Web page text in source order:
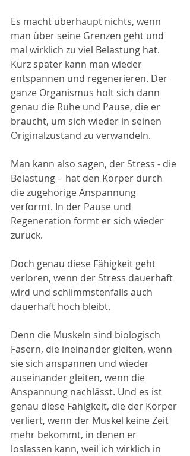
Es macht überhaupt nichts, wenn
man über seine Grenzen geht und
mal wirklich zu viel Belastung hat.
Kurz später kann man wieder
entspannen und regenerieren. Der
ganze Organismus holt sich dann
genau die Ruhe und Pause, die er
braucht, um sich wieder in seinen
Originalzustand zu verwandeln.
Man kann also sagen, der Stress - die
Belastung -  hat den Körper durch
die zugehörige Anspannung
verformt. In der Pause und
Regeneration formt er sich wieder
zurück.
Doch genau diese Fähigkeit geht
verloren, wenn der Stress dauerhaft
wird und schlimmstenfalls auch
dauerhaft hoch bleibt.
Denn die Muskeln sind biologisch
Fasern, die ineinander gleiten, wenn
sie sich anspannen und wieder
auseinander gleiten, wenn die
Anspannung nachlässt. Und es ist
genau diese Fähigkeit, die der Körper
verliert, wenn der Muskel keine Zeit
mehr bekommt, in denen er
loslassen kann, weil ich wirklich in